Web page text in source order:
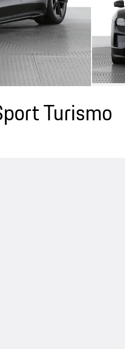
Turismo